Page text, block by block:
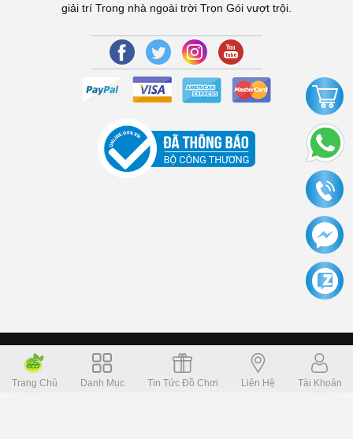
giải trí Trong nhà ngoài trời Trọn Gói vượt trội.
Copyright © 2006 Dochoikinhbac.com Alright reversed. Designed
Dochoikinhbac.vn.cung cấp bởi sapo
Trang Chủ
Danh Mục Tin Tức Đồ Chơi Liên Hệ Tài Khoản